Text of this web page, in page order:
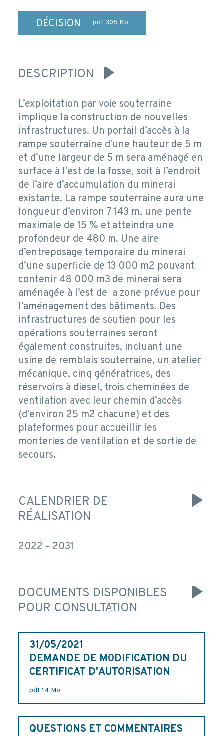
DÉCISION
pdf 305 Ko
DESCRIPTION
L’exploitation par voie souterraine
implique la construction de nouvelles
infrastructures. Un portail d’accès à la
rampe souterraine d’une hauteur de 5 m
et d’une largeur de 5 m sera aménagé en
surface à l’est de la fosse, soit à l’endroit
de l’aire d’accumulation du minerai
existante. La rampe souterraine aura une
longueur d’environ 7 143 m, une pente
maximale de 15 % et atteindra une
profondeur de 480 m. Une aire
d’entreposage temporaire du minerai
d’une superficie de 13 000 m2 pouvant
contenir 48 000 m3 de minerai sera
aménagée à l’est de la zone prévue pour
l’aménagement des bâtiments. Des
infrastructures de soutien pour les
opérations souterraines seront
également construites, incluant une
usine de remblais souterraine, un atelier
mécanique, cinq génératrices, des
réservoirs à diesel, trois cheminées de
ventilation avec leur chemin d’accès
(d’environ 25 m2 chacune) et des
plateformes pour accueillir les
monteries de ventilation et de sortie de
secours.
CALENDRIER DE
RÉALISATION
2022 - 2031
DOCUMENTS DISPONIBLES
POUR CONSULTATION
31/05/2021
DEMANDE DE MODIFICATION DU
CERTIFICAT D'AUTORISATION
pdf 14 Mo
QUESTIONS ET COMMENTAIRES